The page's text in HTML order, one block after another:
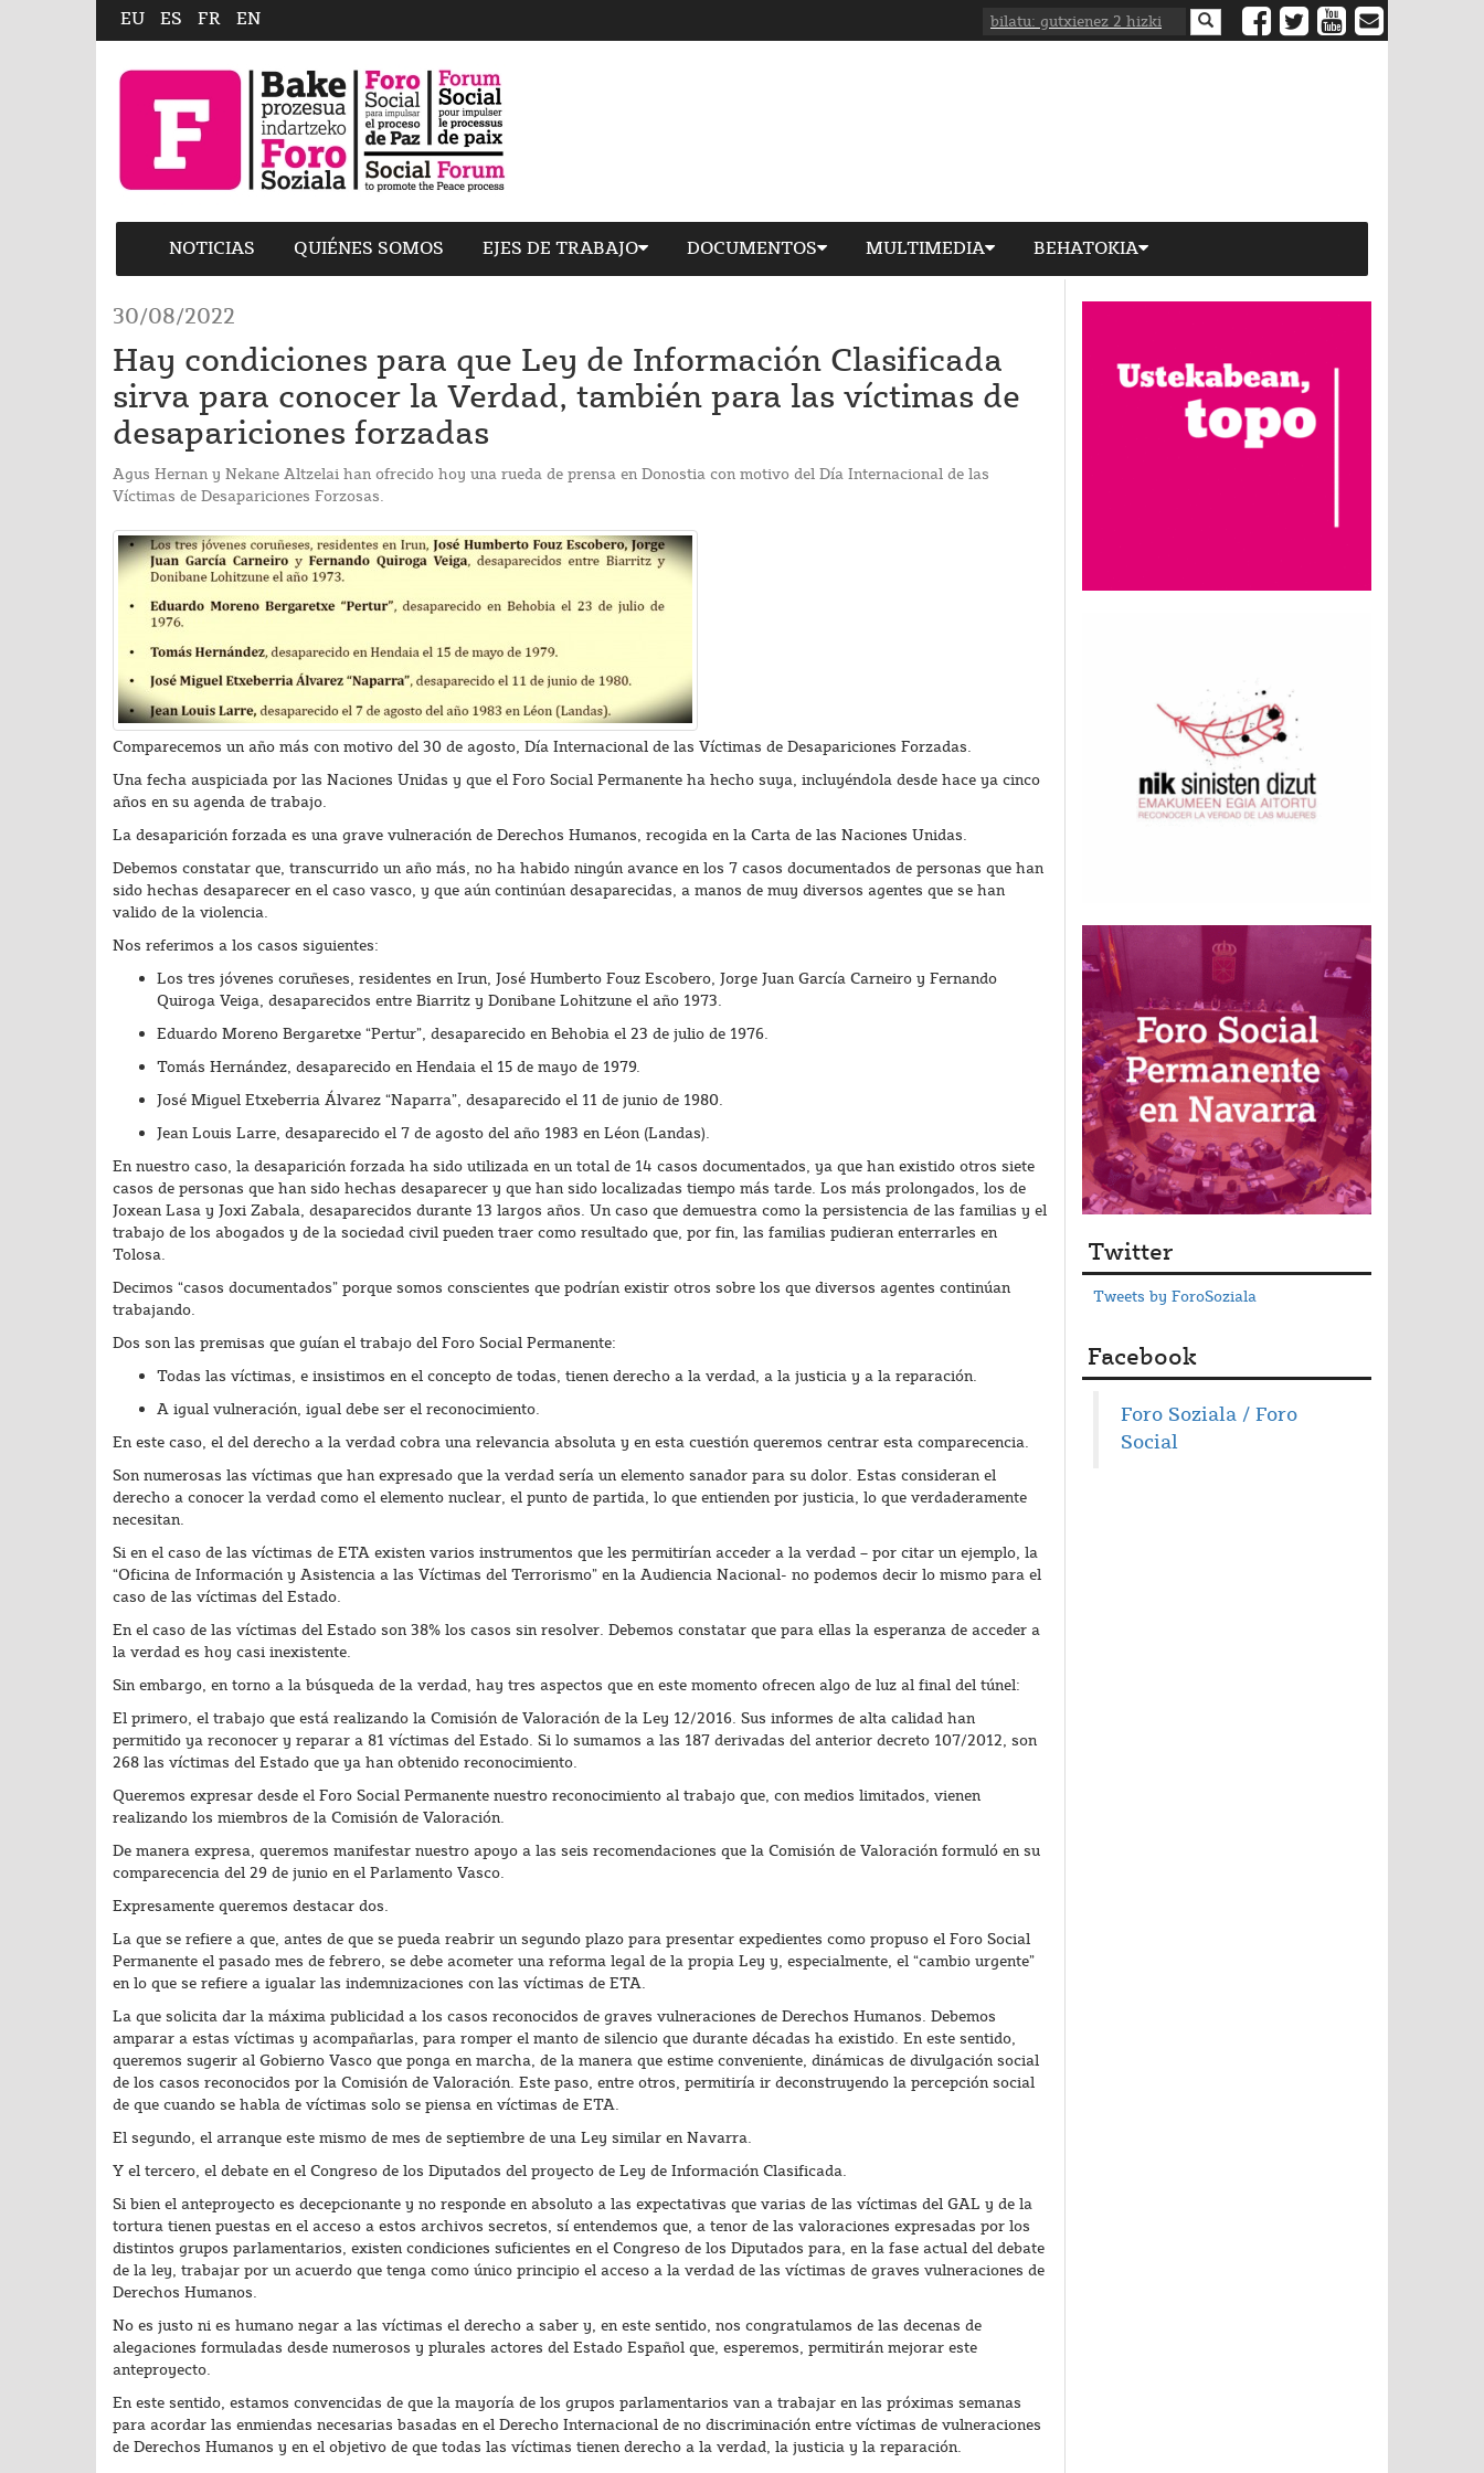
EU ES FR EN
NOTICIAS QUIÉNES SOMOS EJES DE TRABAJO DOCUMENTOS MULTIMEDIA BEHATOKIA
30/08/2022
Hay condiciones para que Ley de Información Clasificada
sirva para conocer la Verdad, también para las víctimas de
desapariciones forzadas
Agus Hernan y Nekane Altzelai han ofrecido hoy una rueda de prensa en Donostia con motivo del Día Internacional de las
Víctimas de Desapariciones Forzosas.
Comparecemos un año más con motivo del 30 de agosto, Día Internacional de las Víctimas de Desapariciones Forzadas.
Una fecha auspiciada por las Naciones Unidas y que el Foro Social Permanente ha hecho suya, incluyéndola desde hace ya cinco
años en su agenda de trabajo.
La desaparición forzada es una grave vulneración de Derechos Humanos, recogida en la Carta de las Naciones Unidas.
Debemos constatar que, transcurrido un año más, no ha habido ningún avance en los 7 casos documentados de personas que han
sido hechas desaparecer en el caso vasco, y que aún continúan desaparecidas, a manos de muy diversos agentes que se han
valido de la violencia.
Nos referimos a los casos siguientes:
Los tres jóvenes coruñeses, residentes en Irun, José Humberto Fouz Escobero, Jorge Juan García Carneiro y Fernando
Quiroga Veiga, desaparecidos entre Biarritz y Donibane Lohitzune el año 1973.
Eduardo Moreno Bergaretxe “Pertur”, desaparecido en Behobia el 23 de julio de 1976.
Tomás Hernández, desaparecido en Hendaia el 15 de mayo de 1979.
José Miguel Etxeberria Álvarez “Naparra”, desaparecido el 11 de junio de 1980.
Jean Louis Larre, desaparecido el 7 de agosto del año 1983 en Léon (Landas).
En nuestro caso, la desaparición forzada ha sido utilizada en un total de 14 casos documentados, ya que han existido otros siete
casos de personas que han sido hechas desaparecer y que han sido localizadas tiempo más tarde. Los más prolongados, los de
Joxean Lasa y Joxi Zabala, desaparecidos durante 13 largos años. Un caso que demuestra como la persistencia de las familias y el
trabajo de los abogados y de la sociedad civil pueden traer como resultado que, por fin, las familias pudieran enterrarles en
Tolosa.
Decimos “casos documentados” porque somos conscientes que podrían existir otros sobre los que diversos agentes continúan
trabajando.
Dos son las premisas que guían el trabajo del Foro Social Permanente:
Todas las víctimas, e insistimos en el concepto de todas, tienen derecho a la verdad, a la justicia y a la reparación.
A igual vulneración, igual debe ser el reconocimiento.
En este caso, el del derecho a la verdad cobra una relevancia absoluta y en esta cuestión queremos centrar esta comparecencia.
Son numerosas las víctimas que han expresado que la verdad sería un elemento sanador para su dolor. Estas consideran el
derecho a conocer la verdad como el elemento nuclear, el punto de partida, lo que entienden por justicia, lo que verdaderamente
necesitan.
Si en el caso de las víctimas de ETA existen varios instrumentos que les permitirían acceder a la verdad – por citar un ejemplo, la
“Oficina de Información y Asistencia a las Víctimas del Terrorismo” en la Audiencia Nacional- no podemos decir lo mismo para el
caso de las víctimas del Estado.
En el caso de las víctimas del Estado son 38% los casos sin resolver. Debemos constatar que para ellas la esperanza de acceder a
la verdad es hoy casi inexistente.
Sin embargo, en torno a la búsqueda de la verdad, hay tres aspectos que en este momento ofrecen algo de luz al final del túnel:
El primero, el trabajo que está realizando la Comisión de Valoración de la Ley 12/2016. Sus informes de alta calidad han
permitido ya reconocer y reparar a 81 víctimas del Estado. Si lo sumamos a las 187 derivadas del anterior decreto 107/2012, son
268 las víctimas del Estado que ya han obtenido reconocimiento.
Queremos expresar desde el Foro Social Permanente nuestro reconocimiento al trabajo que, con medios limitados, vienen
realizando los miembros de la Comisión de Valoración.
De manera expresa, queremos manifestar nuestro apoyo a las seis recomendaciones que la Comisión de Valoración formuló en su
comparecencia del 29 de junio en el Parlamento Vasco.
Expresamente queremos destacar dos.
La que se refiere a que, antes de que se pueda reabrir un segundo plazo para presentar expedientes como propuso el Foro Social
Permanente el pasado mes de febrero, se debe acometer una reforma legal de la propia Ley y, especialmente, el “cambio urgente”
en lo que se refiere a igualar las indemnizaciones con las víctimas de ETA.
La que solicita dar la máxima publicidad a los casos reconocidos de graves vulneraciones de Derechos Humanos. Debemos
amparar a estas víctimas y acompañarlas, para romper el manto de silencio que durante décadas ha existido. En este sentido,
queremos sugerir al Gobierno Vasco que ponga en marcha, de la manera que estime conveniente, dinámicas de divulgación social
de los casos reconocidos por la Comisión de Valoración. Este paso, entre otros, permitiría ir deconstruyendo la percepción social
de que cuando se habla de víctimas solo se piensa en víctimas de ETA.
El segundo, el arranque este mismo de mes de septiembre de una Ley similar en Navarra.
Y el tercero, el debate en el Congreso de los Diputados del proyecto de Ley de Información Clasificada.
Si bien el anteproyecto es decepcionante y no responde en absoluto a las expectativas que varias de las víctimas del GAL y de la
tortura tienen puestas en el acceso a estos archivos secretos, sí entendemos que, a tenor de las valoraciones expresadas por los
distintos grupos parlamentarios, existen condiciones suficientes en el Congreso de los Diputados para, en la fase actual del debate
de la ley, trabajar por un acuerdo que tenga como único principio el acceso a la verdad de las víctimas de graves vulneraciones de
Derechos Humanos.
No es justo ni es humano negar a las víctimas el derecho a saber y, en este sentido, nos congratulamos de las decenas de
alegaciones formuladas desde numerosos y plurales actores del Estado Español que, esperemos, permitirán mejorar este
anteproyecto.
En este sentido, estamos convencidas de que la mayoría de los grupos parlamentarios van a trabajar en las próximas semanas
para acordar las enmiendas necesarias basadas en el Derecho Internacional de no discriminación entre víctimas de vulneraciones
de Derechos Humanos y en el objetivo de que todas las víctimas tienen derecho a la verdad, la justicia y la reparación.
Twitter
Tweets by ForoSoziala
Facebook
Foro Soziala / Foro
Social